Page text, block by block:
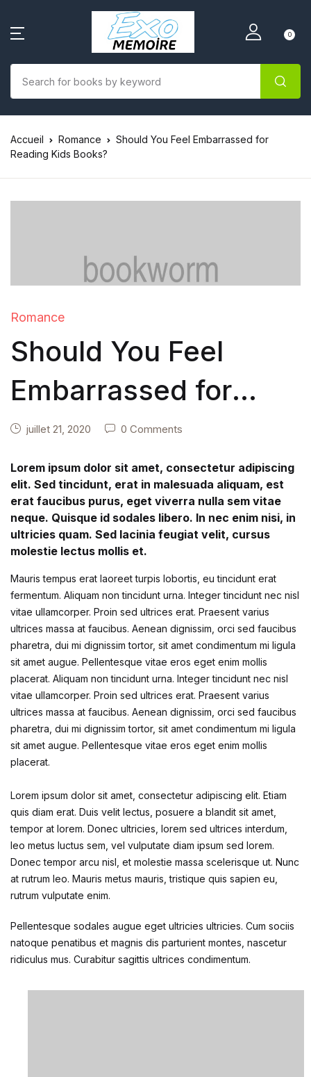
0
Accueil Romance
Should You Feel Embarrassed for
Reading Kids Books?
Romance
Should You Feel
Embarrassed for
Reading Kids Books?
juillet 21, 2020 0 Comments
Lorem ipsum dolor sit amet, consectetur adipiscing
elit. Sed tincidunt, erat in malesuada aliquam, est
erat faucibus purus, eget viverra nulla sem vitae
neque. Quisque id sodales libero. In nec enim nisi, in
ultricies quam. Sed lacinia feugiat velit, cursus
molestie lectus mollis et.
Mauris tempus erat laoreet turpis lobortis, eu tincidunt erat
fermentum. Aliquam non tincidunt urna. Integer tincidunt nec nisl
vitae ullamcorper. Proin sed ultrices erat. Praesent varius
ultrices massa at faucibus. Aenean dignissim, orci sed faucibus
pharetra, dui mi dignissim tortor, sit amet condimentum mi ligula
sit amet augue. Pellentesque vitae eros eget enim mollis
placerat. Aliquam non tincidunt urna. Integer tincidunt nec nisl
vitae ullamcorper. Proin sed ultrices erat. Praesent varius
ultrices massa at faucibus. Aenean dignissim, orci sed faucibus
pharetra, dui mi dignissim tortor, sit amet condimentum mi ligula
sit amet augue. Pellentesque vitae eros eget enim mollis
placerat.
Lorem ipsum dolor sit amet, consectetur adipiscing elit. Etiam
quis diam erat. Duis velit lectus, posuere a blandit sit amet,
tempor at lorem. Donec ultricies, lorem sed ultrices interdum,
leo metus luctus sem, vel vulputate diam ipsum sed lorem.
Donec tempor arcu nisl, et molestie massa scelerisque ut. Nunc
at rutrum leo. Mauris metus mauris, tristique quis sapien eu,
rutrum vulputate enim.
Pellentesque sodales augue eget ultricies ultricies. Cum sociis
natoque penatibus et magnis dis parturient montes, nascetur
ridiculus mus. Curabitur sagittis ultrices condimentum.